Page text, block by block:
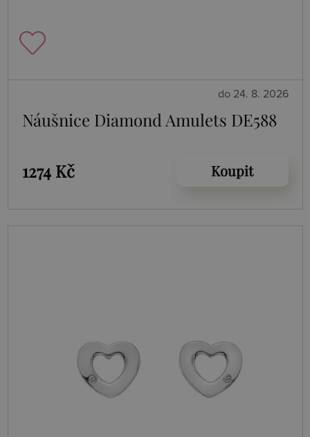
do 24. 8. 2026
Náušnice Diamond Amulets DE588
1274 Kč Koupit